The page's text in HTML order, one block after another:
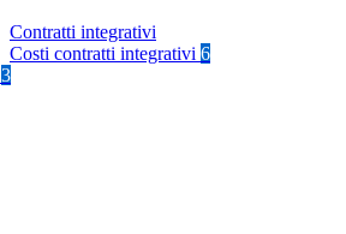
Contratti integrativi
Costi contratti integrativi 6
3